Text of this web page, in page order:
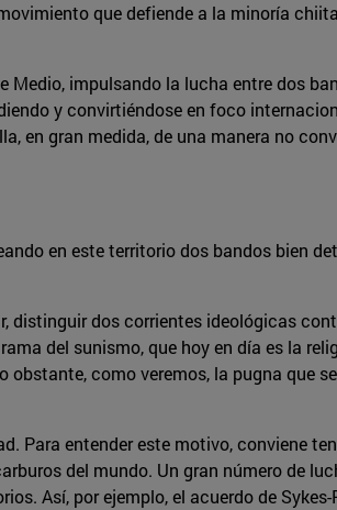
que defiende a la minoría
impulsando la lucha entre dos
y convirtiéndose en foco
en gran medida, de una manera no
en este territorio dos bandos bien
distinguir dos corrientes ideológicas
del sunismo, que hoy en día es la
como veremos, la pugna que
Para entender este motivo, conviene
del mundo. Un gran número de
Así, por ejemplo, el acuerdo de